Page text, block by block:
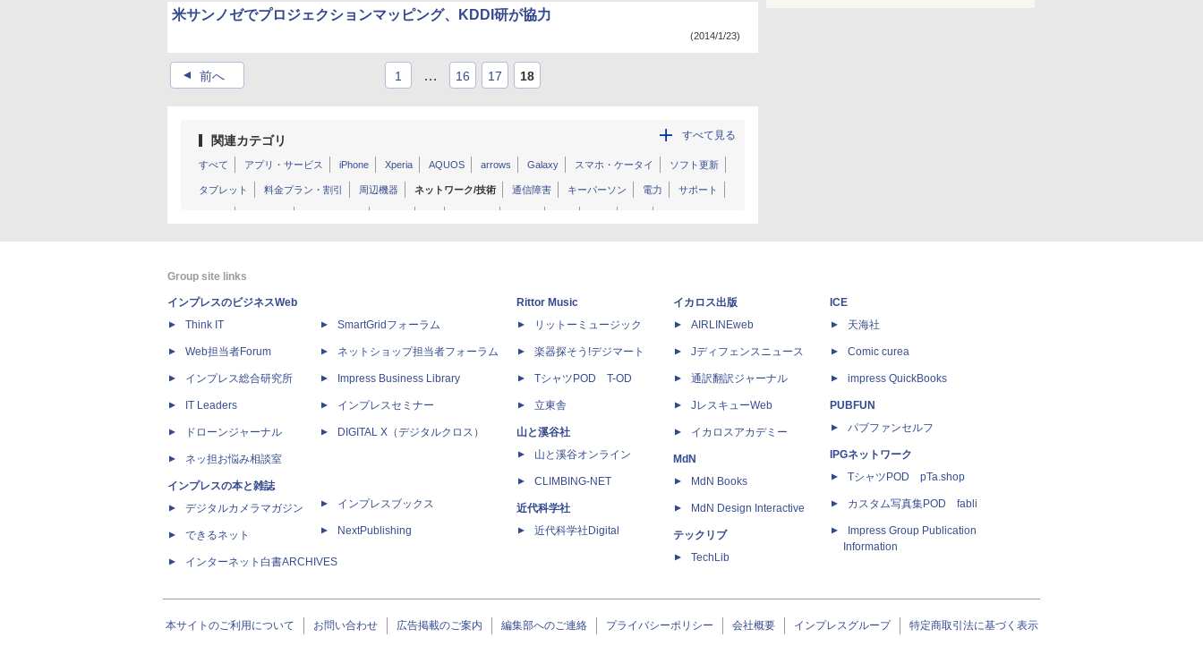
米サンノゼでプロジェクションマッピング、KDDI研が協力
(2014/1/23)
▲ 前へ 1 … 16 17 18
関連カテゴリ すべて見る
すべて アプリ・サービス iPhone Xperia AQUOS arrows Galaxy スマホ・ケータイ ソフト更新
タブレット 料金プラン・割引 周辺機器 ネットワーク/技術 通信障害 キーパーソン 電力 サポート
Group site links
インプレスのビジネスWeb
Think IT
Web担当者Forum
インプレス総合研究所
IT Leaders
ドローンジャーナル
ネッ担お悩み相談室
インプレスの本と雑誌
デジタルカメラマガジン
できるネット
インターネット白書ARCHIVES
SmartGridフォーラム
ネットショップ担当者フォーラム
Impress Business Library
インプレスセミナー
DIGITAL X（デジタルクロス）
インプレスブックス
NextPublishing
Rittor Music
リットーミュージック
楽器探そう!デジマート
TシャツPOD T-OD
立東舎
山と溪谷社
山と溪谷オンライン
CLIMBING-NET
近代科学社
近代科学社Digital
イカロス出版
AIRLINEweb
Jディフェンスニュース
通訳翻訳ジャーナル
JレスキューWeb
イカロスアカデミー
MdN
MdN Books
MdN Design Interactive
テックリブ
TechLib
ICE
天海社
Comic curea
impress QuickBooks
PUBFUN
パブファンセルフ
IPGネットワーク
TシャツPOD pTa.shop
カスタム写真集POD fabli
Impress Group Publication
Information
本サイトのご利用について お問い合わせ 広告掲載のご案内 編集部へのご連絡 プライバシーポリシー 会社概要 インプレスグループ 特定商取引法に基づく表示